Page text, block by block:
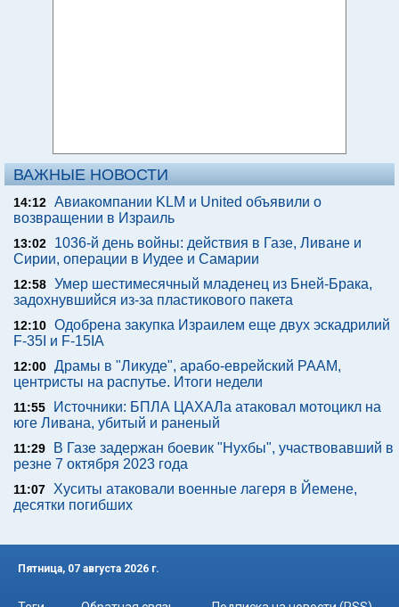
ВАЖНЫЕ НОВОСТИ
14:12 Авиакомпании KLM и United объявили о
возвращении в Израиль
13:02
1036-й день войны: действия в Газе, Ливане и
Сирии, операции в Иудее и Самарии
12:58 Умер шестимесячный младенец из Бней-Брака,
задохнувшийся из-за пластикового пакета
12:10 Одобрена закупка Израилем еще двух эскадрилий
F-35I и F-15IA
12:00 Драмы в "Ликуде", арабо-еврейский РААМ,
центристы на распутье. Итоги недели
11:55
Источники: БПЛА ЦАХАЛа атаковал мотоцикл на
юге Ливана, убитый и раненый
11:29
В Газе задержан боевик "Нухбы", участвовавший в
резне 7 октября 2023 года
11:07
Хуситы атаковали военные лагеря в Йемене,
десятки погибших
Пятница, 07 августа 2026 г.